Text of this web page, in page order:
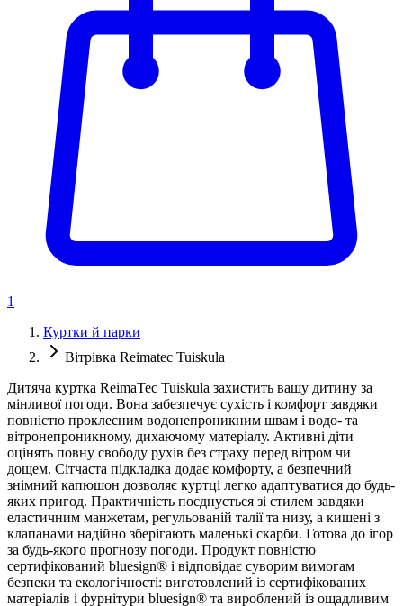
1
Куртки й парки
Вітрівка Reimatec Tuiskula
Дитяча куртка ReimaTec Tuiskula захистить вашу дитину за
мінливої погоди. Вона забезпечує сухість і комфорт завдяки
повністю проклеєним водонепроникним швам і водо- та
вітронепроникному, дихаючому матеріалу. Активні діти
оцінять повну свободу рухів без страху перед вітром чи
дощем. Сітчаста підкладка додає комфорту, а безпечний
знімний капюшон дозволяє куртці легко адаптуватися до будь-
яких пригод. Практичність поєднується зі стилем завдяки
еластичним манжетам, регульованій талії та низу, а кишені з
клапанами надійно зберігають маленькі скарби. Готова до ігор
за будь-якого прогнозу погоди. Продукт повністю
сертифікований bluesign® і відповідає суворим вимогам
безпеки та екологічності: виготовлений із сертифікованих
матеріалів і фурнітури bluesign® та вироблений із ощадливим